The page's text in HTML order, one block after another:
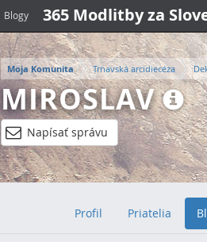
Blogy 365 Modlitby za
Moja Komunita Trnavská arcidiecéza
MIROSLAV
Napísať správu
Profil Priatelia